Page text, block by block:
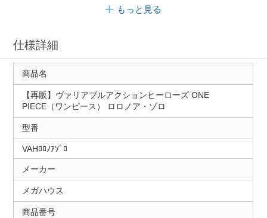
もっと見る
仕様詳細
商品名
【再販】ヴァリアブルアクションヒーローズ ONE
PIECE（ワンピース） ロロノア・ゾロ
型番
VAHﾛﾛﾉｱｿﾞﾛ
メーカー
メガハウス
商品番号